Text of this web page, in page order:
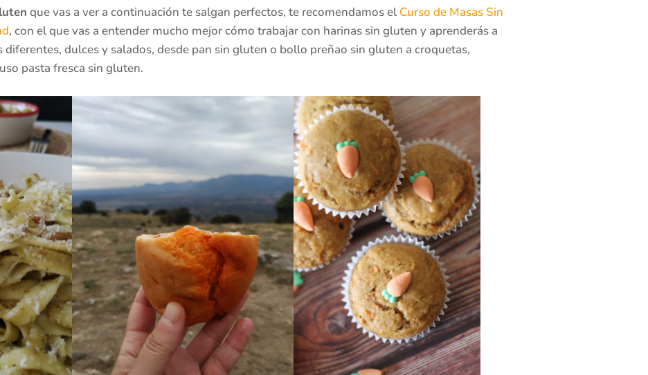
que vas a ver a continuación te salgan perfectos, te recomendamos el Curso de Masas Sin
, con el que vas a entender mucho mejor cómo trabajar con harinas sin gluten y aprenderás a
dulces y salados, desde pan sin gluten o bollo preñao sin gluten a croquetas,
pasta fresca sin gluten.